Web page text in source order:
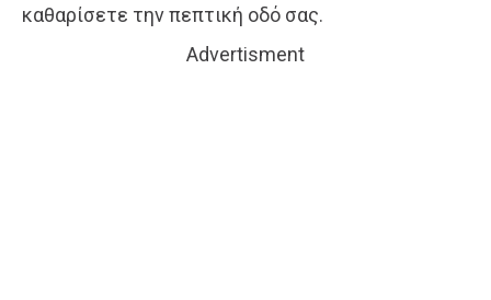
καθαρίσετε την πεπτική οδό σας.
Advertisment